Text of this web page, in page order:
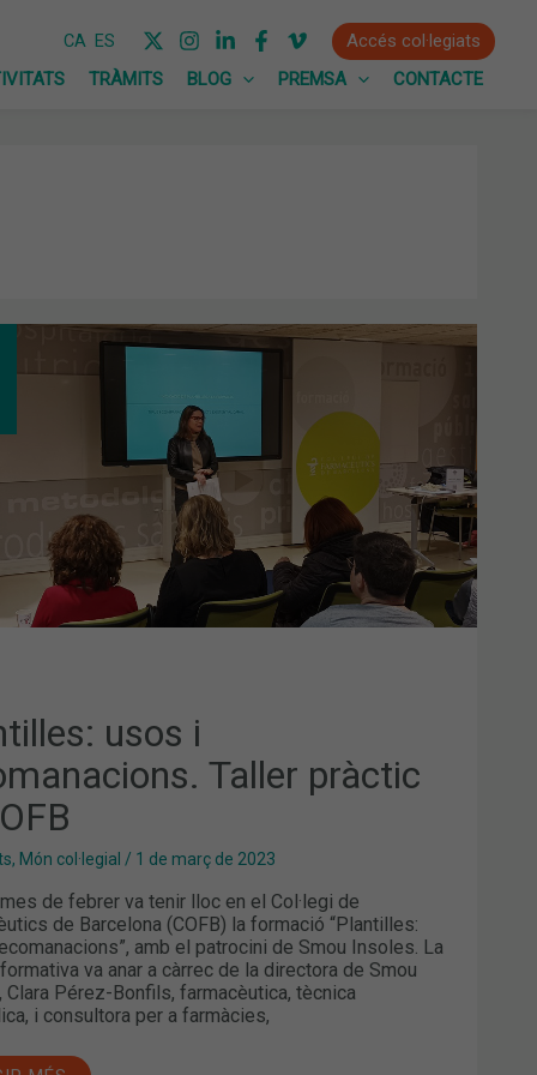
CA ES
Accés col·legiats
TRÀMITS BLOG PREMSA CONTACTE
usos i
Taller pràctic
, Món col·legial / 1 de març de 2023
de febrer va tenir lloc en el Col·legi de
de Barcelona (COFB) la formació “Plantilles:
amb el patrocini de Smou Insoles. La
va anar a càrrec de la directora de Smou
Clara Pérez-Bonfils, farmacèutica, tècnica
i consultora per a farmàcies,